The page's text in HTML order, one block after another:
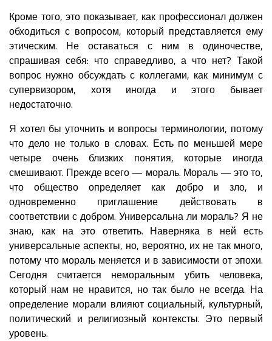
Кроме того, это показывает, как профессионал должен
обходиться с вопросом, который представляется ему
этическим. Не оставаться с ним в одиночестве,
спрашивая себя: что справедливо, а что нет? Такой
вопрос нужно обсуждать с коллегами, как минимум с
супервизором, хотя иногда и этого бывает
недостаточно.
Я хотел бы уточнить и вопросы терминологии, потому
что дело не только в словах. Есть по меньшей мере
четыре очень близких понятия, которые иногда
смешивают. Прежде всего — мораль. Мораль — это то,
что общество определяет как добро и зло, и
одновременно приглашение действовать в
соответствии с добром. Универсальна ли мораль? Я не
знаю, как на это ответить. Наверняка в ней есть
универсальные аспекты, но, вероятно, их не так много,
потому что мораль меняется и в зависимости от эпохи.
Сегодня считается неморальным убить человека,
который нам не нравится, но так было не всегда. На
определение морали влияют социальный, культурный,
политический и религиозный контексты. Это первый
уровень.